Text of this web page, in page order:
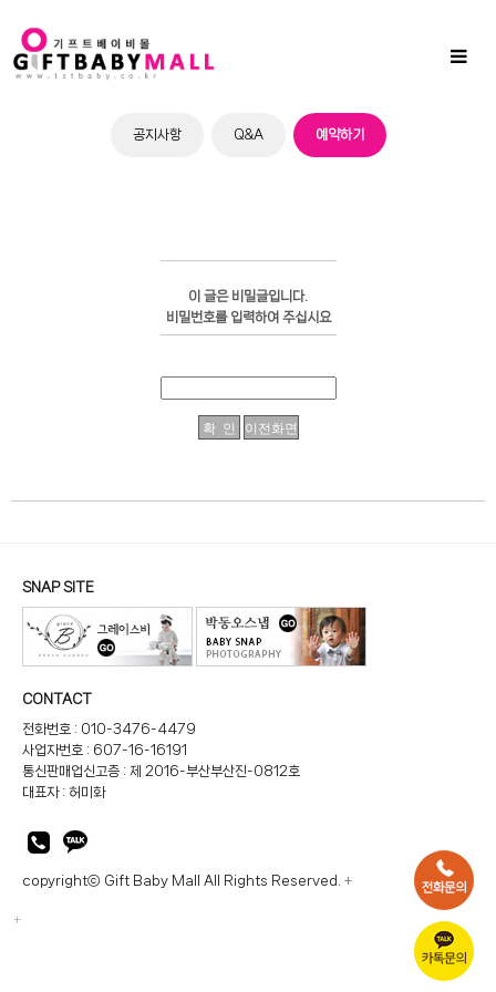
Toggle
Promotion
공지사항 Q&A 예약하기
이 글은 비밀글입니다.
비밀번호를 입력하여 주십시요
SNAP SITE
CONTACT
전화번호 : 010-3476-4479
사업자번호 : 607-16-16191
통신판매업신고증 : 제 2016-부산부산진-0812호
대표자 : 허미화
copyrightⓒ Gift Baby Mall All Rights Reserved. +